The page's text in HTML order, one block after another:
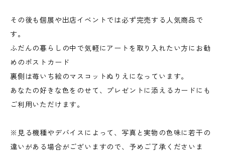
その後も個展や出店イベントでは必ず完売する人気商品で
す。
ふだんの暮らしの中で気軽にアートを取り入れたい方にお勧
めのポストカード
裏側は苺いち絵のマスコットぬりえになっています。
あなたの好きな色をのせて、プレゼントに添えるカードにも
ご利用いただけます。
※見る機種やデバイスによって、写真と実物の色味に若干の
違いがある場合がございますので、予めご了承くださいま